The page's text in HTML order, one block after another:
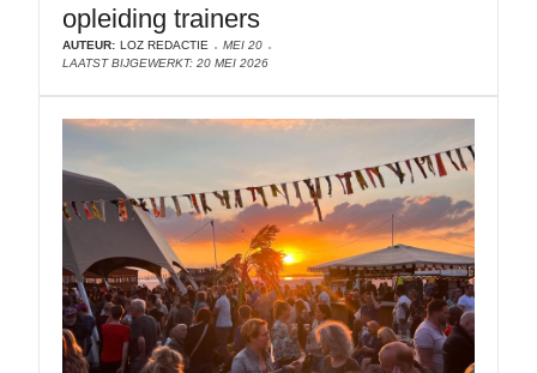
opleiding trainers
AUTEUR: LOZ REDACTIE
MEI 20
LAATST BIJGEWERKT: 20 MEI 2026